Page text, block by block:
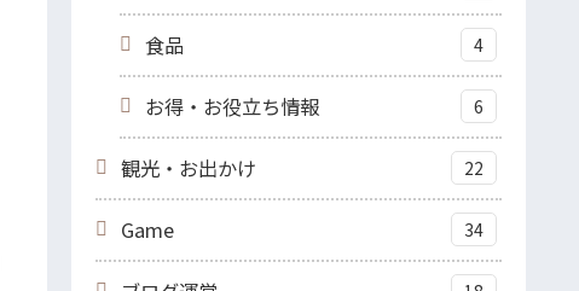
食品 4
お得・お役立ち情報 6
観光・お出かけ 22
Game 34